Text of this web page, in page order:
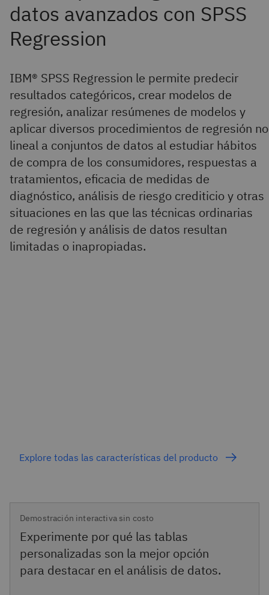
IBM® SPSS Regression le permite predecir
resultados categóricos, crear modelos de
regresión, analizar resúmenes de modelos y
aplicar diversos procedimientos de regresión no
lineal a conjuntos de datos al estudiar hábitos
de compra de los consumidores, respuestas a
tratamientos, eficacia de medidas de
diagnóstico, análisis de riesgo crediticio y otras
situaciones en las que las técnicas ordinarias
de regresión y análisis de datos resultan
limitadas o inapropiadas.
Demostración interactiva sin costo
Experimente por qué las tablas
personalizadas son la mejor opción
para destacar en el análisis de datos.
Explore todas las características del producto